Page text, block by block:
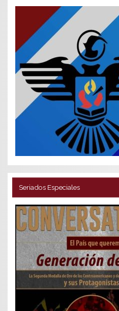
Seriados Especiales